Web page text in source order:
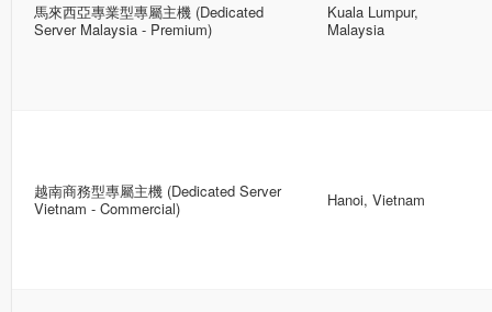
馬來西亞專業型專屬主機 (Dedicated
Server Malaysia - Premium)
Kuala Lumpur,
Malaysia
越南商務型專屬主機 (Dedicated Server
Vietnam - Commercial)
Hanoi, Vietnam